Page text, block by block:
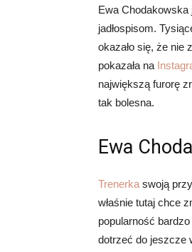
Ewa
jadłospisom.
okazało się, że nie
pokazała na
największą furorę
tak bolesna.
Ewa
Trenerka swoją
właśnie tutaj chce
popularność
dotrzeć do jeszcze